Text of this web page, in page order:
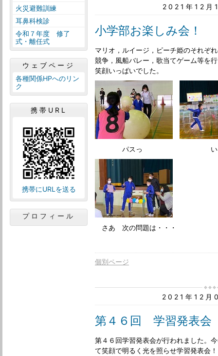
2021年12月
小学部お楽しみ会！
マリオ，ルイージ，ピーチ姫のそれぞ
競争，風船バレー，歌当てゲーム等を
笑顔いっぱいでした。
パスっ いけ
さあ 次の問題は・・・
個別ページ
2021年12月
第４６回 学習発表会
第４６回学習発表会が行われました。
て笑顔で明るく光を照らせ学習発表会
火災避難訓練
耳鼻科検診
令和７年度 修了
式・離任式
ウェブページ
各種関係HPへのリン
ク
携帯URL
携帯にURLを送る
プロフィール